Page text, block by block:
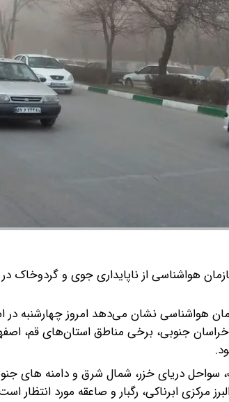
هواشناسی از ناپایداری جوی و گردوخاک در
نشان می‌دهد امروز چهارشنبه در
جنوبی، برخی مناطق استان‌های قم،
سواحل دریای خزر، شمال شرق و دامنه های
مرکزی ابرناکی، رگبار و صاعقه مورد انتظار